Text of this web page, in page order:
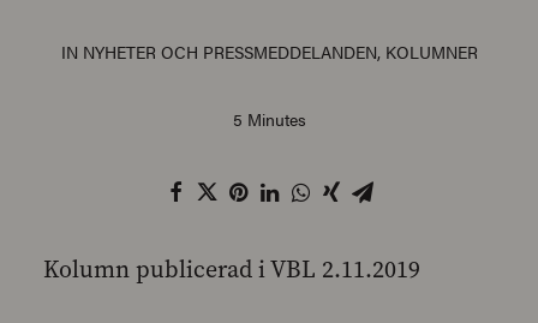
IN NYHETER OCH PRESSMEDDELANDEN, KOLUMNER
5 Minutes
Kolumn publicerad i VBL 2.11.2019